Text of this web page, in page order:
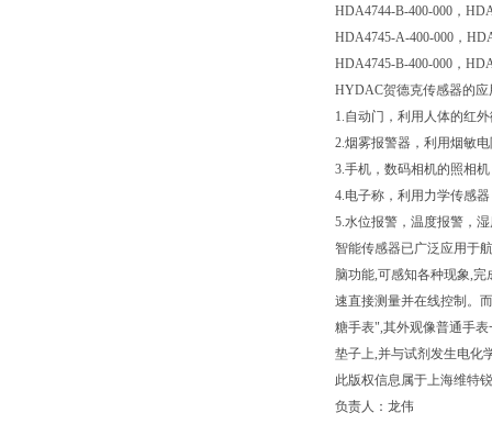
HDA4744-B-400-000，
HDA4745-A-400-000，
HDA4745-B-400-000，
HYDAC贺德克传感器的应
1.自动门，利用人体的红
2.烟雾报警器，利用烟敏
3.手机，数码相机的照相
4.电子称，利用力学传感
5.水位报警，温度报警，
智能传感器已广泛应用于
脑功能,可感知各种现象,
速直接测量并在线控制。
糖手表",其外观像普通手
垫子上,并与试剂发生电化
此版权信息属于上海维特
负责人：龙伟